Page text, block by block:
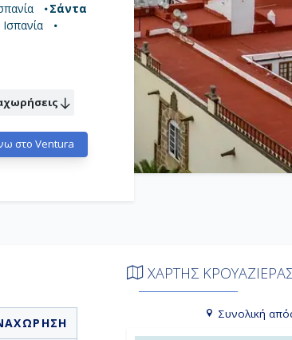
Σάντα
Ισπανία
στο Ventura
ΧΑΡΤΗΣ
Συνολική